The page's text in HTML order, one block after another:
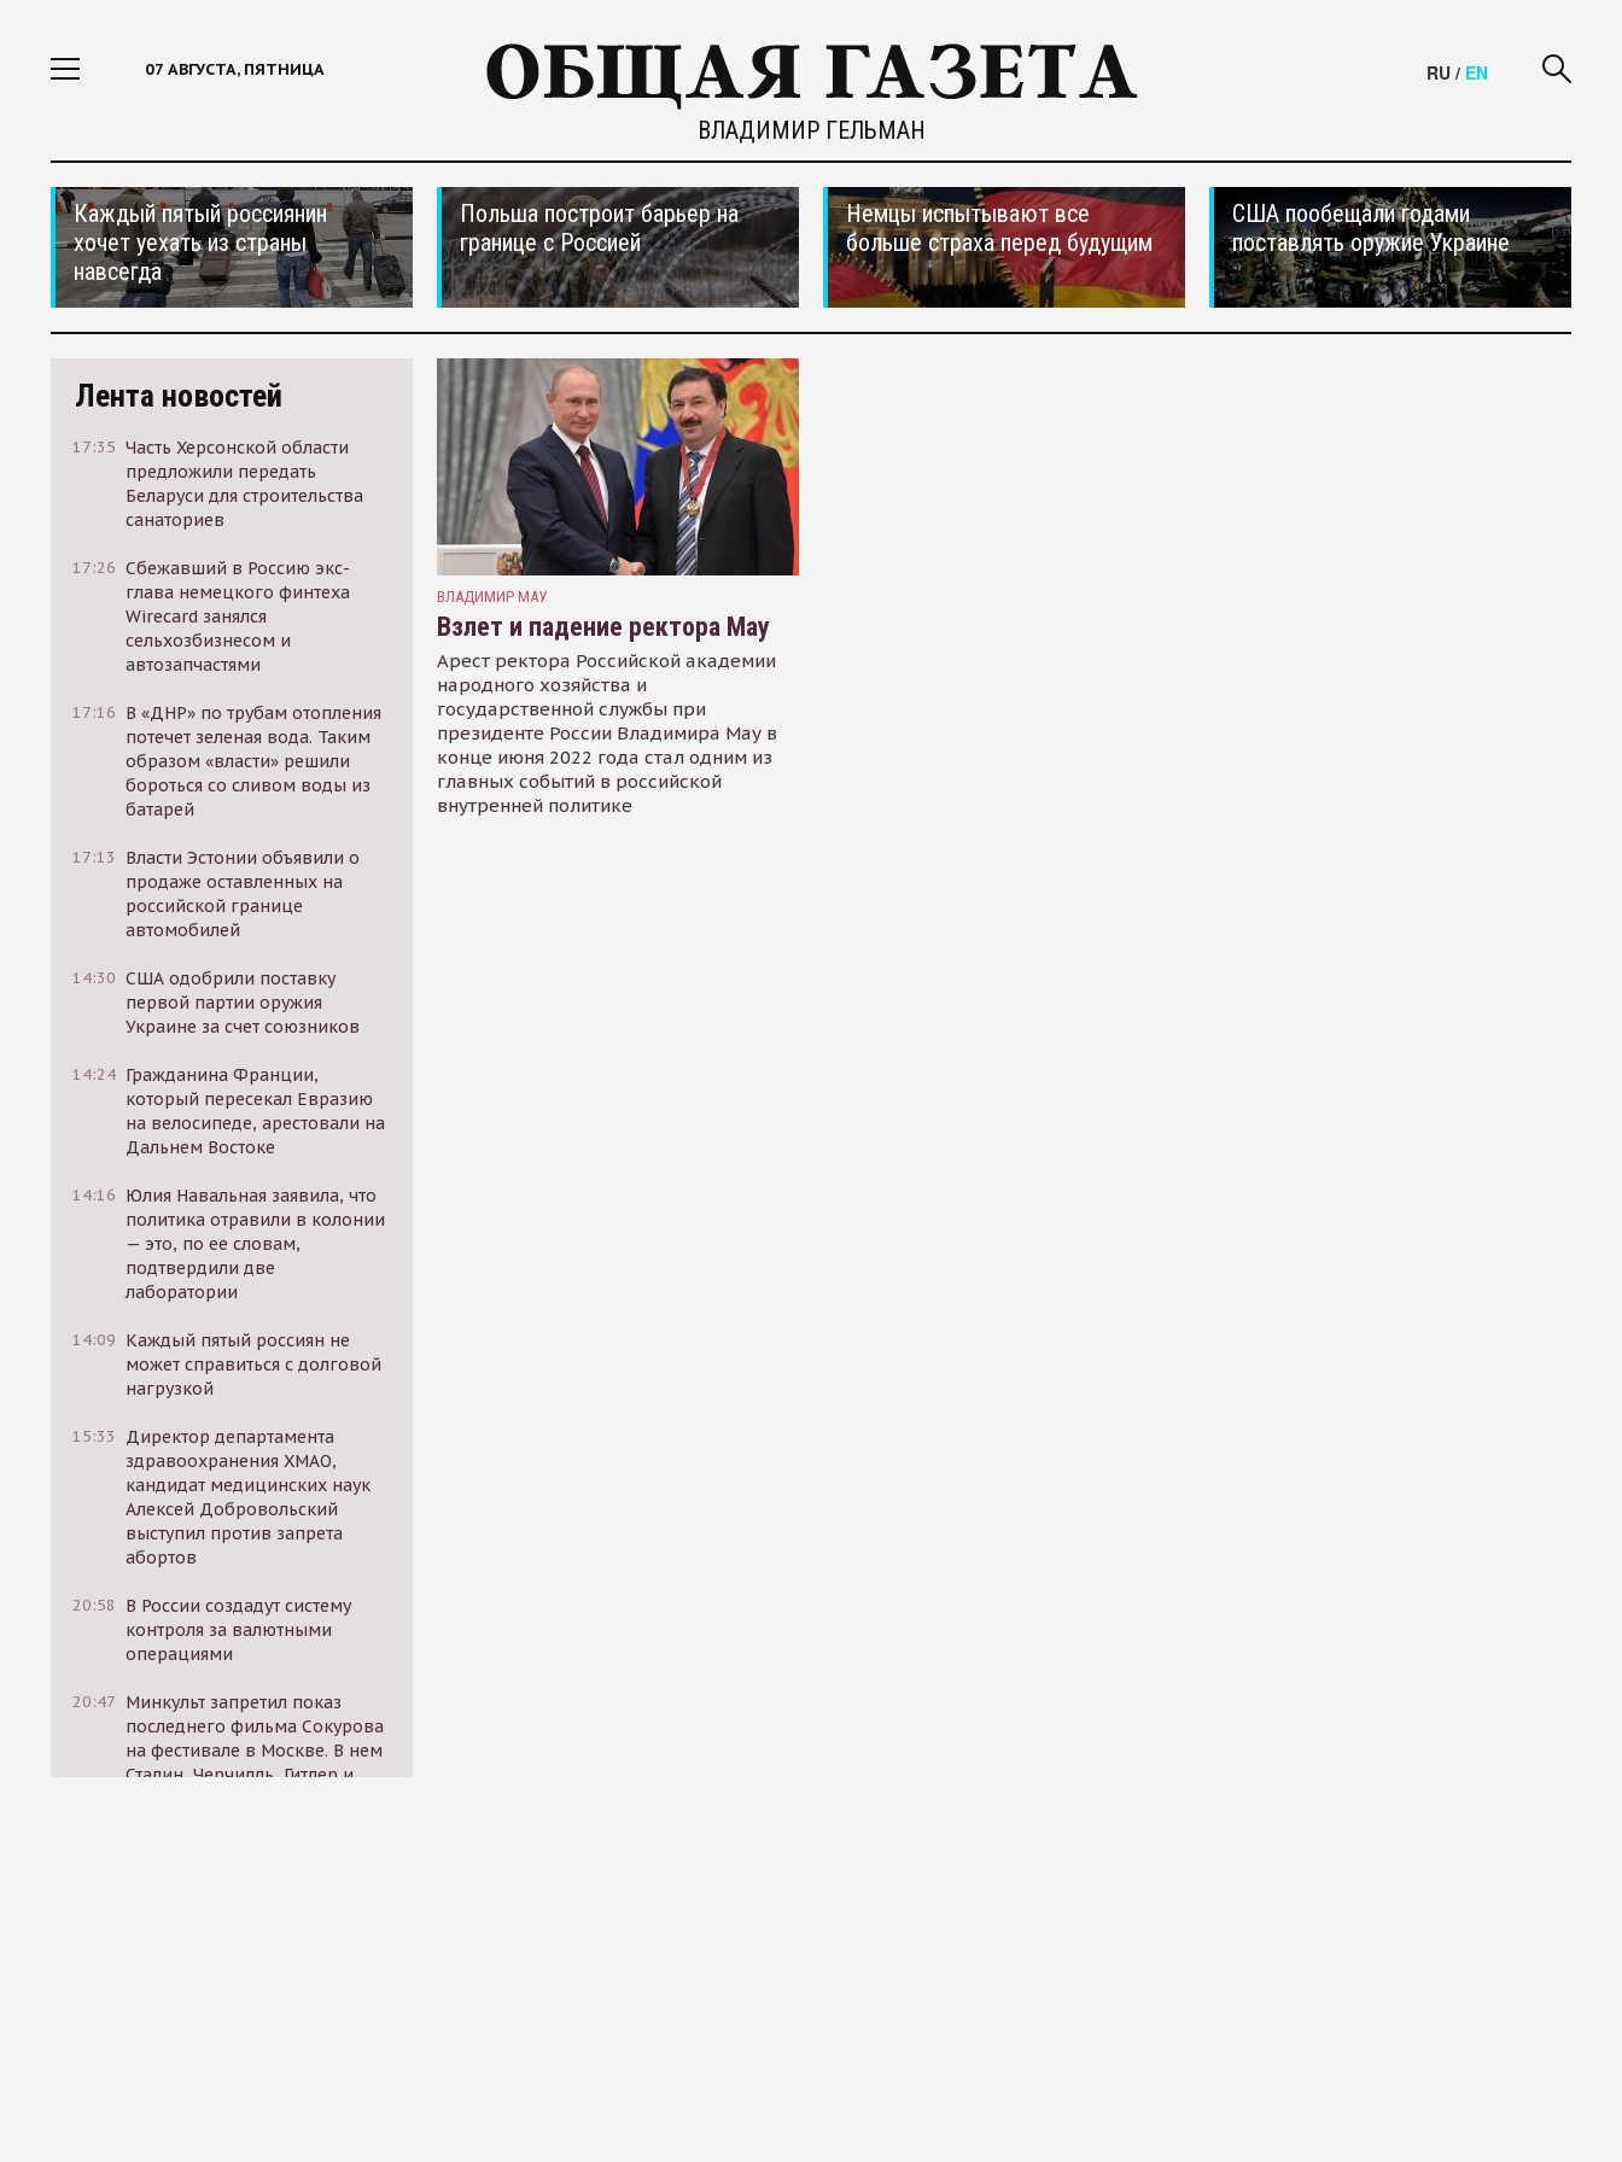
07 АВГУСТА, ПЯТНИЦА
ВЛАДИМИР ГЕЛЬМАН
RU / EN
Каждый пятый россиянин
хочет уехать из страны
навсегда
Польша построит барьер на
границе с Россией
Немцы испытывают все
больше страха перед будущим
США пообещали годами
поставлять оружие Украине
Лента новостей
17:35 Часть Херсонской области
предложили передать
Беларуси для строительства
санаториев
17:26 Сбежавший в Россию экс-
глава немецкого финтеха
Wirecard занялся
сельхозбизнесом и
автозапчастями
17:16 В «ДНР» по трубам отопления
потечет зеленая вода. Таким
образом «власти» решили
бороться со сливом воды из
батарей
17:13
Власти Эстонии объявили о
продаже оставленных на
российской границе
автомобилей
14:30 США одобрили поставку
первой партии оружия
Украине за счет союзников
14:24 Гражданина Франции,
который пересекал Евразию
на велосипеде, арестовали на
Дальнем Востоке
14:16 Юлия Навальная заявила, что
политика отравили в колонии
— это, по ее словам,
подтвердили две
лаборатории
14:09 Каждый пятый россиян не
может справиться с долговой
нагрузкой
15:33
Директор департамента
здравоохранения ХМАО,
кандидат медицинских наук
Алексей Добровольский
выступил против запрета
абортов
20:58
В России создадут систему
контроля за валютными
операциями
20:47 Минкульт запретил показ
последнего фильма Сокурова
на фестивале в Москве. В нем
Сталин, Черчилль, Гитлер и
ВЛАДИМИР МАУ
Взлет и падение ректора Мау
Арест ректора Российской академии
народного хозяйства и
государственной службы при
президенте России Владимира Мау в
конце июня 2022 года стал одним из
главных событий в российской
внутренней политике